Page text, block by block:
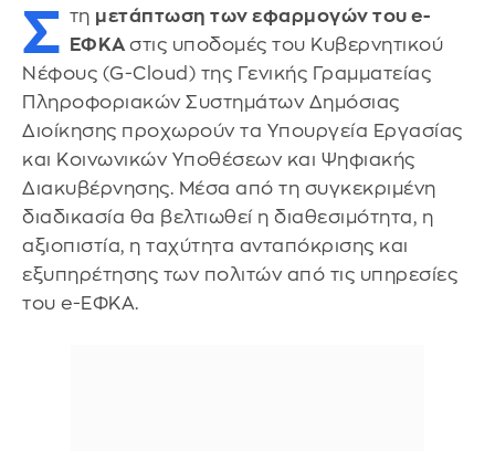
Σ τη μετάπτωση των εφαρμογών του e-
ΕΦΚΑ στις υποδομές του Κυβερνητικού
Νέφους (G-Cloud) της Γενικής Γραμματείας
Πληροφοριακών Συστημάτων Δημόσιας
Διοίκησης προχωρούν τα Υπουργεία Εργασίας
και Κοινωνικών Υποθέσεων και Ψηφιακής
Διακυβέρνησης. Μέσα από τη συγκεκριμένη
διαδικασία θα βελτιωθεί η διαθεσιμότητα, η
αξιοπιστία, η ταχύτητα ανταπόκρισης και
εξυπηρέτησης των πολιτών από τις υπηρεσίες
του e-ΕΦΚΑ.